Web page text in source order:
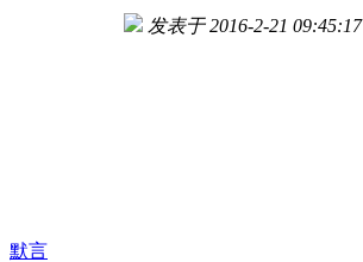
默言
发表于 2016-2-21 09:45:17